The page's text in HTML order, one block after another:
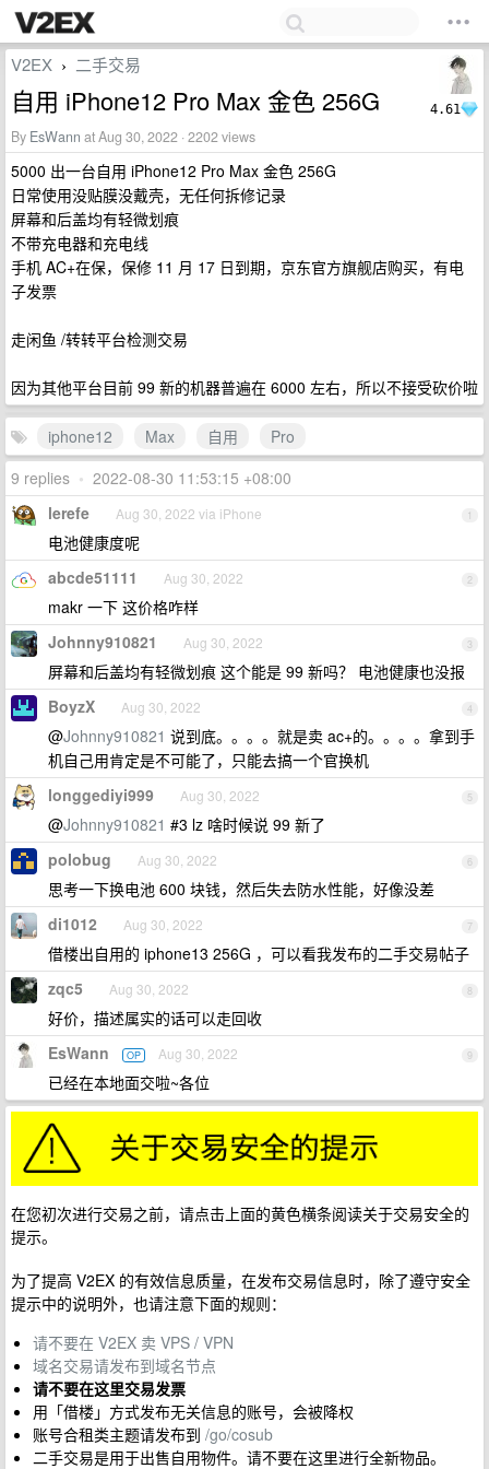
4.61
V2EX › 二手交易
自用 iPhone12 Pro Max 金色 256G
By EsWann at Aug 30, 2022 · 2202 views
5000 出一台自用 iPhone12 Pro Max 金色 256G
日常使用没贴膜没戴壳，无任何拆修记录
屏幕和后盖均有轻微划痕
不带充电器和充电线
手机 AC+在保，保修 11 月 17 日到期，京东官方旗舰店购买，有电
子发票
走闲鱼 /转转平台检测交易
因为其他平台目前 99 新的机器普遍在 6000 左右，所以不接受砍价啦
iphone12 Max 自用
Pro
9 replies • 2022-08-30 11:53:15 +08:00
1
lerefe Aug 30, 2022 via iPhone
电池健康度呢
2
abcde51111 Aug 30, 2022
makr 一下 这价格咋样
3
Johnny910821 Aug 30, 2022
屏幕和后盖均有轻微划痕 这个能是 99 新吗？ 电池健康也没报
4
BoyzX Aug 30, 2022
@Johnny910821 说到底。。。。就是卖 ac+的。。。。拿到手
机自己用肯定是不可能了，只能去搞一个官换机
5
longgediyi999 Aug 30, 2022
@Johnny910821 #3 lz 啥时候说 99 新了
6
polobug Aug 30, 2022
思考一下换电池 600 块钱，然后失去防水性能，好像没差
7
di1012 Aug 30, 2022
借楼出自用的 iphone13 256G ，可以看我发布的二手交易帖子
8
zqc5 Aug 30, 2022
好价，描述属实的话可以走回收
9
EsWann OP Aug 30, 2022
已经在本地面交啦~各位
在您初次进行交易之前，请点击上面的黄色横条阅读关于交易安全的
提示。
为了提高 V2EX 的有效信息质量，在发布交易信息时，除了遵守安全
提示中的说明外，也请注意下面的规则：
请不要在 V2EX 卖 VPS / VPN
域名交易请发布到域名节点
请不要在这里交易发票
用「借楼」方式发布无关信息的账号，会被降权
账号合租类主题请发布到 /go/cosub
二手交易是用于出售自用物件。请不要在这里进行全新物品。